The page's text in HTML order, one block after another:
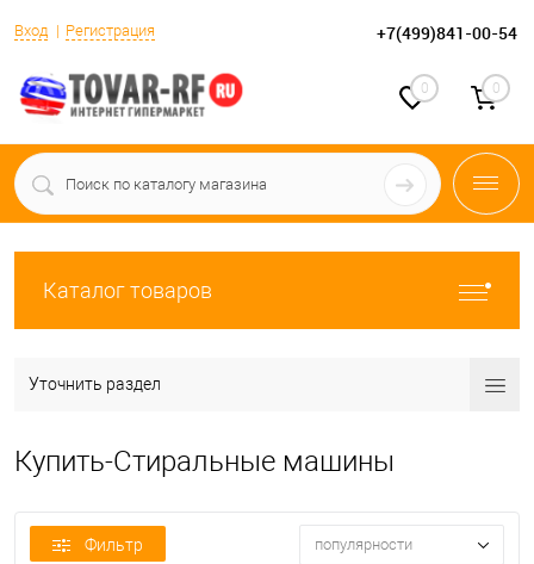
Вход Регистрация +7(499)841-00-54
0 0
Каталог товаров
Уточнить раздел
Купить-Стиральные машины
Фильтр популярности